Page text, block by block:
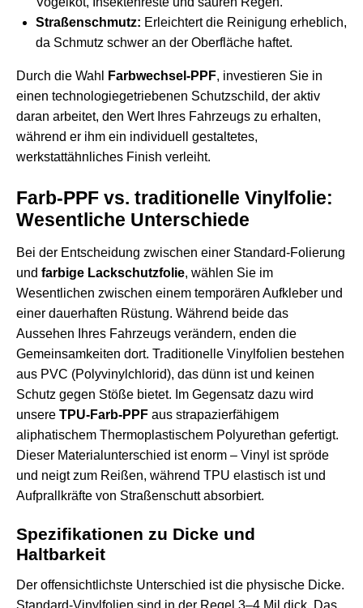
Straßenschmutz: Erleichtert die Reinigung erheblich,
da Schmutz schwer an der Oberfläche haftet.
Durch die Wahl Farbwechsel-PPF, investieren Sie in
einen technologiegetriebenen Schutzschild, der aktiv
daran arbeitet, den Wert Ihres Fahrzeugs zu erhalten,
während er ihm ein individuell gestaltetes,
werkstattähnliches Finish verleiht.
Farb-PPF vs. traditionelle Vinylfolie:
Wesentliche Unterschiede
Bei der Entscheidung zwischen einer Standard-Folierung
und farbige Lackschutzfolie, wählen Sie im
Wesentlichen zwischen einem temporären Aufkleber und
einer dauerhaften Rüstung. Während beide das
Aussehen Ihres Fahrzeugs verändern, enden die
Gemeinsamkeiten dort. Traditionelle Vinylfolien bestehen
aus PVC (Polyvinylchlorid), das dünn ist und keinen
Schutz gegen Stöße bietet. Im Gegensatz dazu wird
unsere TPU-Farb-PPF aus strapazierfähigem
aliphatischem Thermoplastischem Polyurethan gefertigt.
Dieser Materialunterschied ist enorm – Vinyl ist spröde
und neigt zum Reißen, während TPU elastisch ist und
Aufprallkräfte von Straßenschutt absorbiert.
Spezifikationen zu Dicke und
Haltbarkeit
Der offensichtlichste Unterschied ist die physische Dicke.
Standard-Vinylfolien sind in der Regel 3–4 Mil dick. Das